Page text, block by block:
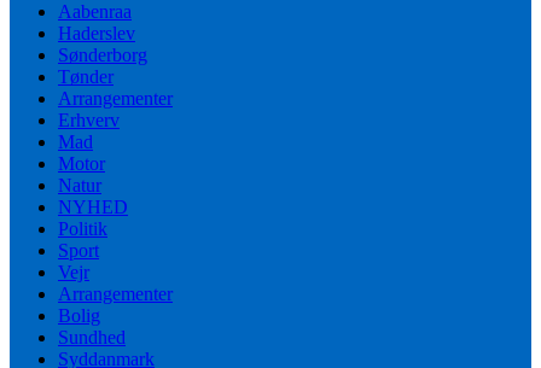
Aabenraa
Haderslev
Sønderborg
Tønder
Arrangementer
Erhverv
Mad
Motor
Natur
NYHED
Politik
Sport
Vejr
Arrangementer
Bolig
Sundhed
Syddanmark